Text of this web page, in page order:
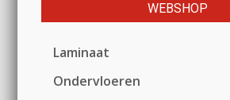
WEBSHOP
Laminaat
Ondervloeren